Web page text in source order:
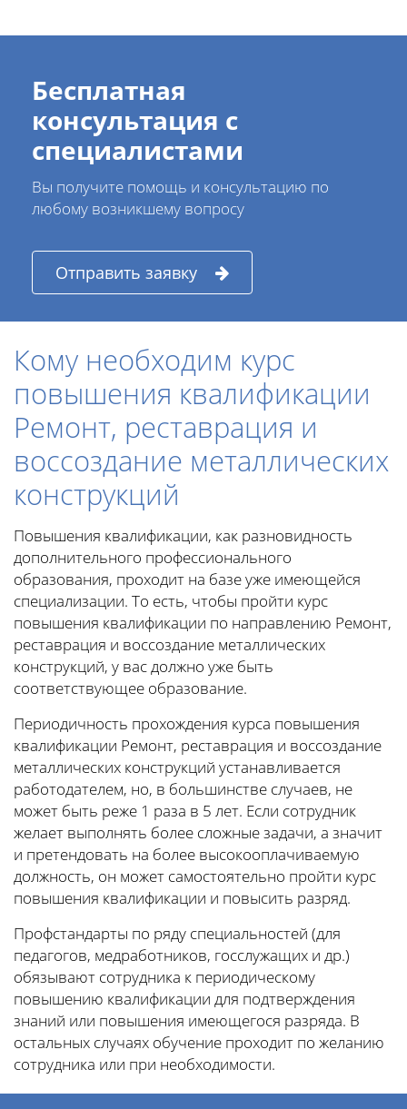
Бесплатная
консультация с
специалистами
Вы получите помощь и консультацию по
любому возникшему вопросу
Отправить заявку
Кому необходим курс
повышения квалификации
Ремонт, реставрация и
воссоздание металлических
конструкций
Повышения квалификации, как разновидность
дополнительного профессионального
образования, проходит на базе уже имеющейся
специализации. То есть, чтобы пройти курс
повышения квалификации по направлению Ремонт,
реставрация и воссоздание металлических
конструкций, у вас должно уже быть
соответствующее образование.
Периодичность прохождения курса повышения
квалификации Ремонт, реставрация и воссоздание
металлических конструкций устанавливается
работодателем, но, в большинстве случаев, не
может быть реже 1 раза в 5 лет. Если сотрудник
желает выполнять более сложные задачи, а значит
и претендовать на более высокооплачиваемую
должность, он может самостоятельно пройти курс
повышения квалификации и повысить разряд.
Профстандарты по ряду специальностей (для
педагогов, медработников, госслужащих и др.)
обязывают сотрудника к периодическому
повышению квалификации для подтверждения
знаний или повышения имеющегося разряда. В
остальных случаях обучение проходит по желанию
сотрудника или при необходимости.